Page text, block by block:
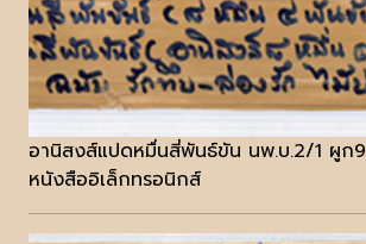
อานิสงส์แปดหมื่นสี่พันธ์ขัน นพ.บ.2/1 ผูก9
หนังสืออิเล็กทรอนิกส์